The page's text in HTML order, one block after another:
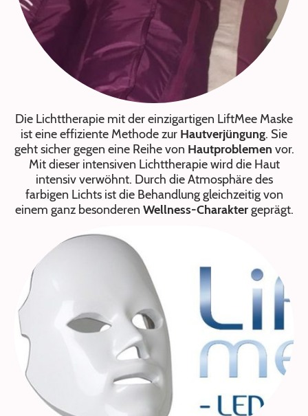
Die Lichttherapie mit der einzigartigen LiftMee Maske
ist eine effiziente Methode zur Hautverjüngung. Sie
geht sicher gegen eine Reihe von Hautproblemen vor.
Mit dieser intensiven Lichttherapie wird die Haut
intensiv verwöhnt. Durch die Atmosphäre des
farbigen Lichts ist die Behandlung gleichzeitig von
einem ganz besonderen Wellness-Charaktergeprägt.